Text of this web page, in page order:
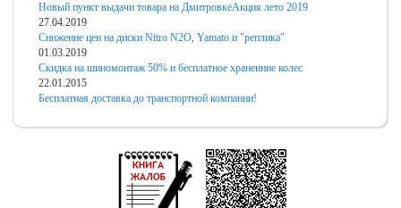
Новый пункт выдачи товара на ДмитровкеАкция лето 2019
27.04.2019
Снижение цен на диски Nitro N2O, Yamato и "реплика"
01.03.2019
Скидка на шиномонтаж 50% и бесплатное хранениие колес
22.01.2015
Бесплатная доставка до транспортной компании!